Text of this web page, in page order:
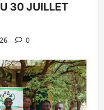
30 JUILLET
0